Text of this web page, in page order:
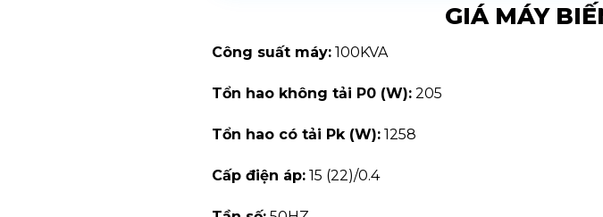
GIÁ MÁY
Công suất máy: 100KVA
Tổn hao không tải P0 (W): 205
Tổn hao có tải Pk (W): 1258
Cấp điện áp: 15 (22)/0.4